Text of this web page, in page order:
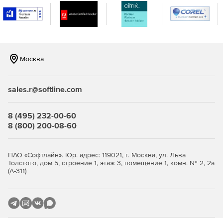
Москва
sales.r@softline.com
8 (495) 232-00-60
8 (800) 200-08-60
ПАО «Софтлайн». Юр. адрес: 119021, г. Москва, ул. Льва
Толстого, дом 5, строение 1, этаж 3, помещение 1, комн. № 2, 2а
(А-311)